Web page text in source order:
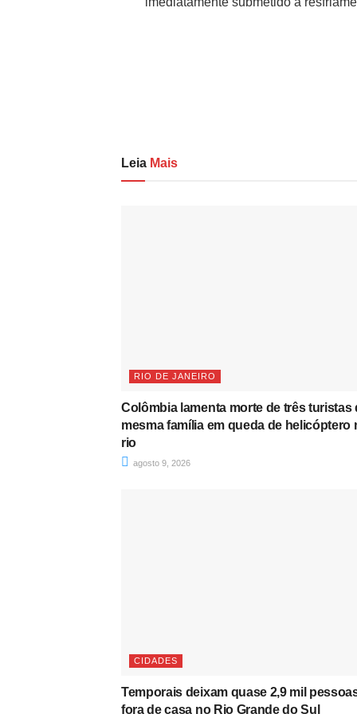
Leia Mais
RIO DE JANEIRO
Colômbia lamenta morte de três turistas
mesma família em queda de helicóptero
rio
agosto 9, 2026
CIDADES
Temporais deixam quase 2,9 mil
fora de casa no Rio Grande do Sul